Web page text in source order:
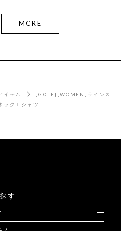
MORE
イテム
[GOLF][WOMEN]ラインス
ックＴシャツ
探す